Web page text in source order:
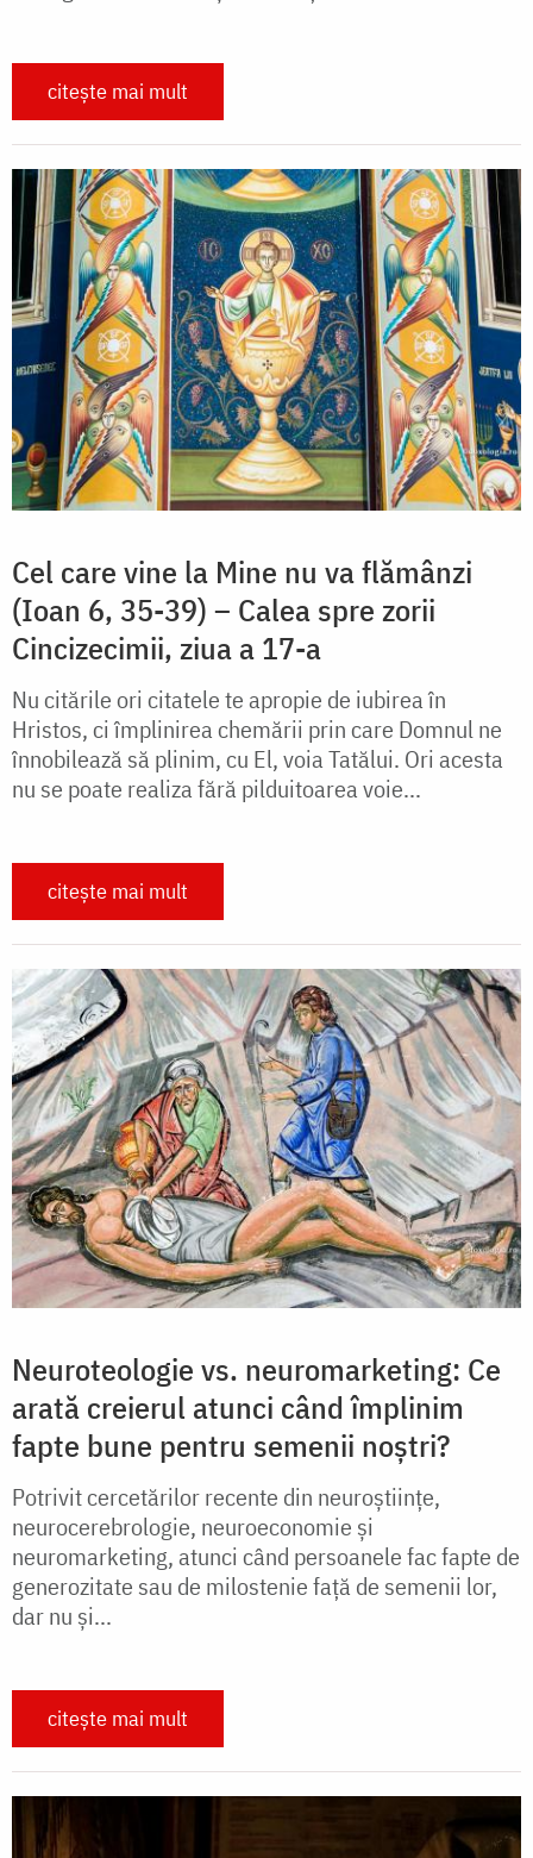
citește mai mult
Cel care vine la Mine nu va flămânzi
(Ioan 6, 35-39) – Calea spre zorii
Cincizecimii, ziua a 17-a
Nu citările ori citatele te apropie de iubirea în
Hristos, ci împlinirea chemării prin care Domnul ne
înnobilează să plinim, cu El, voia Tatălui. Ori acesta
nu se poate realiza fără pilduitoarea voie...
citește mai mult
Neuroteologie vs. neuromarketing: Ce
arată creierul atunci când împlinim
fapte bune pentru semenii noștri?
Potrivit cercetărilor recente din neuroștiințe,
neurocerebrologie, neuroeconomie și
neuromarketing, atunci când persoanele fac fapte de
generozitate sau de milostenie față de semenii lor,
dar nu și...
citește mai mult